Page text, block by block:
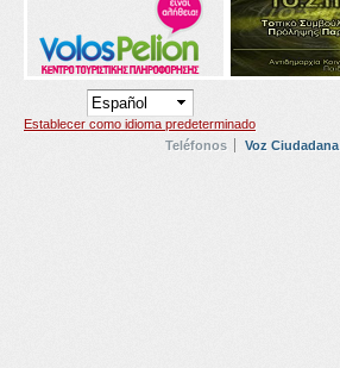
Establecer como idioma predeterminado
Teléfonos
Voz Ciudadana